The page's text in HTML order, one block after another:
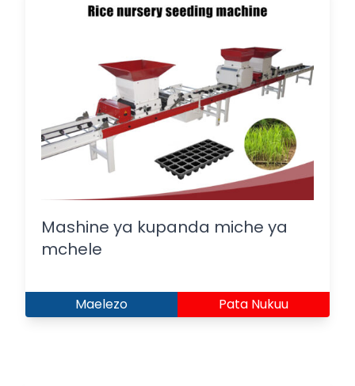
Mashine ya kupanda miche ya
mchele
Maelezo Pata Nukuu